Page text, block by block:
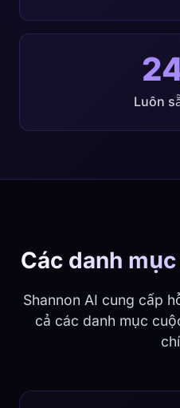
Luôn
Các danh
Shannon AI cung cấp
cả các danh mục